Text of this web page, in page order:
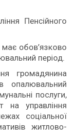
Пенсійного
обов’язково
період.
громадянина
опалювальний
послуги,
на управління
соціальної
житлово-